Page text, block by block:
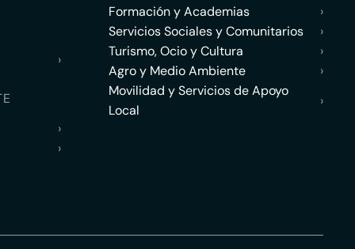
›
›
›
Formación y Academias
›
Servicios Sociales y Comunitarios
›
Turismo, Ocio y Cultura
›
Agro y Medio Ambiente
›
Movilidad y Servicios de Apoyo
Local
›